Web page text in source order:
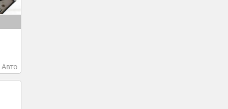
Авто